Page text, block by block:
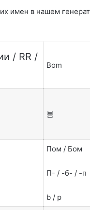
имен в нашем
/ RR /
Bom
봄
Пом / Бом
П- / -б- / -п
b / p